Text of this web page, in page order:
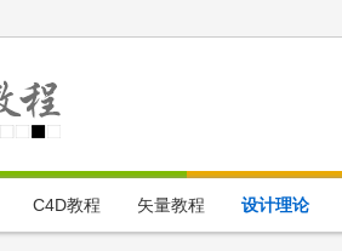
C4D教程 矢量教程 设计理论